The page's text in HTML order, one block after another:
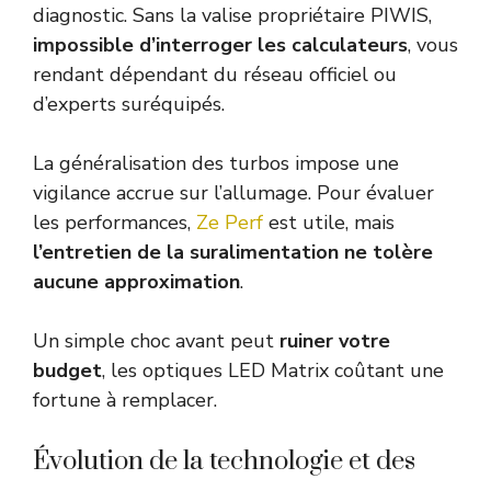
diagnostic. Sans la valise propriétaire PIWIS,
impossible d’interroger les calculateurs, vous
rendant dépendant du réseau officiel ou
d’experts suréquipés.
La généralisation des turbos impose une
vigilance accrue sur l’allumage. Pour évaluer
les performances, Ze Perf est utile, mais
l’entretien de la suralimentation ne tolère
aucune approximation.
Un simple choc avant peut ruiner votre
budget, les optiques LED Matrix coûtant une
fortune à remplacer.
Évolution de la technologie et des